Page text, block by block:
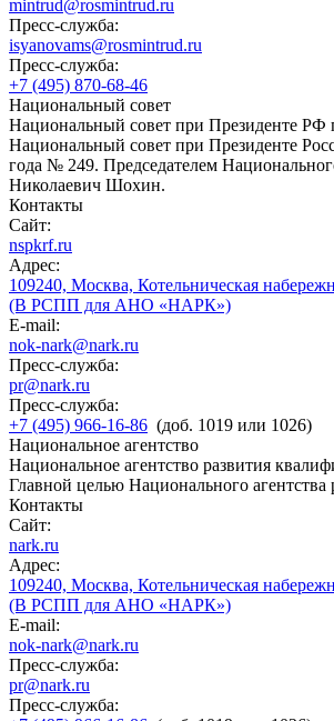
mintrud@rosmintrud.ru
Пресс-служба:
isyanovams@rosmintrud.ru
Пресс-служба:
+7 (495) 870-68-46
Национальный совет
Национальный совет при Президенте
Национальный совет при Президенте
года № 249. Председателем
Николаевич Шохин.
Контакты
Сайт:
nspkrf.ru
Адрес:
109240, Москва, Котельническая
(В РСПП для АНО «НАРК»)
E-mail:
nok-nark@nark.ru
Пресс-служба:
pr@nark.ru
Пресс-служба:
+7 (495) 966-16-86 (доб. 1019 или 1026)
Национальное агентство
Национальное агентство развития
Главной целью Национального
Контакты
Сайт:
nark.ru
Адрес:
109240, Москва, Котельническая
(В РСПП для АНО «НАРК»)
E-mail:
nok-nark@nark.ru
Пресс-служба:
pr@nark.ru
Пресс-служба: